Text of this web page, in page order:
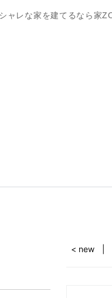
ャレな家を建てるなら家
< new